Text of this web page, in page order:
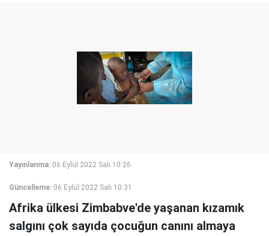
Yayınlanma: 06 Eylül 2022 Salı 10:26
Güncelleme: 06 Eylül 2022 Salı 10:31
Afrika ülkesi Zimbabve'de yaşanan kızamık
salgını çok sayıda çocuğun canını almaya